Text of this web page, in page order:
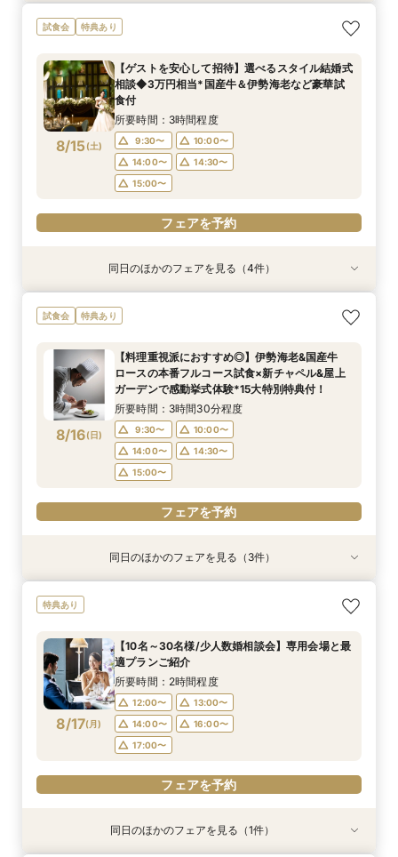
8/14(金)
【10名～30名様/少人数婚相談会】専用会場と最
適プランご紹介
12:00〜
13:00〜
14:00〜
17:00〜
フェアを予約
試食会 特典あり
8/15(土)
【ゲストを安心して招待】選べるスタイル結婚式
相談◆3万円相当*国産牛＆伊勢海老など豪華試
食付
所要時間：3時間程度
9:30〜
10:00〜
14:00〜
14:30〜
15:00〜
フェアを予約
特典あり
8/15 (土)
【秋枠残り僅か！】新チャペル&ガーデン体験◎
国産牛や伊勢海老を含む豪華本番フルコース試食
宿泊＆挙式料など含む15大特典も★
所要時間：3時間程度
9:30〜
10:00〜
14:00〜
15:00〜
フェアを予約
特典あり
8/15 (土)
【初見学応援】新チャペル&ガーデン体験◎国産
牛や伊勢海老を含む豪華本番フルコース試食付き
＆挙式料など含む15大特典も★
所要時間：3時間程度
9:30〜
14:00〜
15:00〜
フェアを予約
特典あり
8/15 (土)
最後の見学に◎後悔しない会場選びを・・・【複
数検討×限定の豪華特典付き】見積り徹底比較
所要時間：3時間程度
9:30〜
10:00〜
14:00〜
14:30〜
15:00〜
フェアを予約
8/15 (土)
【クイック最短45分】賢く検討へ♪知りたい点だ
け相談・見学フェア
11:00〜
12:30〜
13:00〜
15:30〜
18:00〜
フェアを予約
同日のほかのフェアを見る（4件）
試食会 特典あり
8/16(日)
【料理重視派におすすめ◎】伊勢海老&国産牛
ロースの本番フルコース試食×新チャペル&屋上
ガーデンで感動挙式体験*15大特別特典付！
所要時間：3時間30分程度
9:30〜
10:00〜
14:00〜
14:30〜
15:00〜
フェアを予約
特典あり
8/16(日)
【ゲストを安心して招待】選べるスタイル結婚式
所要時間：3時間程度
14:00〜
14:30〜
15:00〜
フェアを予約
特典あり
8/16(日)
最後の見学に◎後悔しない会場選びを・・・【複
所要時間：3時間程度
14:00〜
14:30〜
15:00〜
フェアを予約
8/16(日)
【クイック最短45分】賢く検討へ♪知りたい点だ
11:00〜
13:00〜
15:30〜
18:00〜
フェアを予約
同日のほかのフェアを見る（3件）
特典あり
8/17(月)
【10名～30名様/少人数婚相談会】専用会場と最
適プランご紹介
所要時間：2時間程度
12:00〜
13:00〜
14:00〜
16:00〜
17:00〜
フェアを予約
同日のほかのフェアを見る（1件）